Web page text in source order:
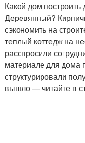
Какой дом
Деревянный?
сэкономить на
теплый коттедж на
расспросили
материале для дома
структурировали
вышло — читайте в